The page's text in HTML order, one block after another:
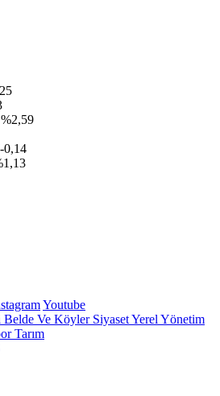
%2,59
0,14
Youtube
Belde Ve KöylerSiyasetYerel Yönetim
Tarım